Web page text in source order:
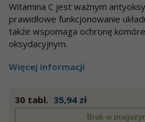
Witamina C jest ważnym
prawidłowe funkcjonowanie
także wspomaga ochronę
oksydacyjnym.
Więcej informacji
30 tabl. 35,94 zł
Brak w